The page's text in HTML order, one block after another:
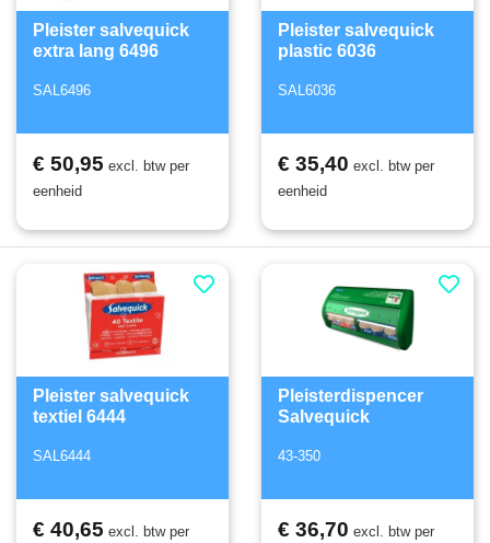
Pleister salvequick
extra lang 6496
SAL6496
€ 50,95 excl. btw per
eenheid
Pleister salvequick
plastic 6036
SAL6036
€ 35,40 excl. btw per
eenheid
Pleister salvequick
textiel 6444
SAL6444
€ 40,65 excl. btw per
Pleisterdispencer
Salvequick
43-350
€ 36,70 excl. btw per